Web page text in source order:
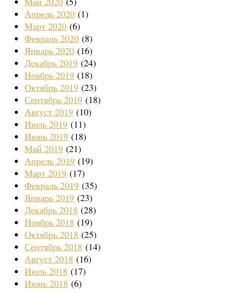
Апрель 2020 (1)
Март 2020 (6)
Февраль 2020 (8)
Январь 2020 (16)
Декабрь 2019 (24)
Ноябрь 2019 (18)
Октябрь 2019 (23)
Сентябрь 2019 (18)
Август 2019 (10)
Июль 2019 (11)
Июнь 2019 (18)
Май 2019 (21)
Апрель 2019 (19)
Март 2019 (17)
Февраль 2019 (35)
Январь 2019 (23)
Декабрь 2018 (28)
Ноябрь 2018 (19)
Октябрь 2018 (25)
Сентябрь 2018 (14)
Август 2018 (16)
Июль 2018 (17)
Июнь 2018 (6)